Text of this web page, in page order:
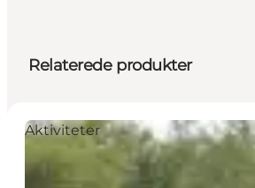
Relaterede produkter
Aktiviteter